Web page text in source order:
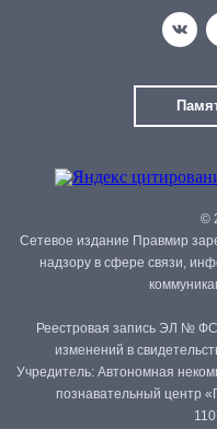
©
Сетевое издание Правмир
надзору в сфере связи,
Реестровая запись ЭЛ № ФС
изменений в
Учредитель: Автономная
познавательный центр